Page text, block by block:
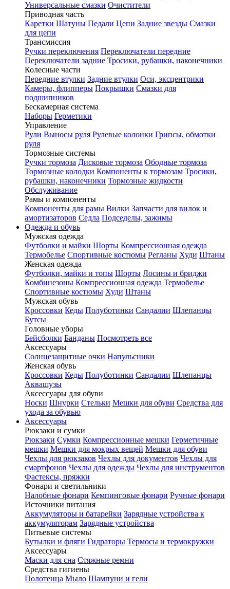
Универсальные смазки Очистители
Приводная часть
Каретки Шатуны Педали Цепи Задние звезды Смазки
для цепи
Трансмиссия
Ручки переключения Переключатели передние
Переключатели задние Тросики, рубашки, наконечники
Колесные части
Передние втулки Задние втулки Оси, эксцентрики
Камеры, флипперы Покрышки Смазки для
подшипников
Бескамерная система
Наборы Герметики
Управление
Рули Выносы руля Рулевые колонки Грипсы, обмотки
руля
Тормозные системы
Ручки тормоза Дисковые тормоза Ободные тормоза
Тормозные колодки Компоненты к тормозам Тросики,
рубашки, наконечники Тормозные жидкости
Обслуживание
Рамы и компоненты
Компоненты для рамы Вилки Запчасти для вилок и
амортизаторов Седла Подседелы, зажимы
Одежда и обувь
Мужская одежда
Футболки и майки Шорты Компрессионная одежда
Термобелье Спортивные костюмы Регланы Худи Штаны
Женская одежда
Футболки, майки и топы Шорты Лосины и бриджи
Комбинезоны Компрессионная одежда Термобелье
Спортивные костюмы Худи Штаны
Мужская обувь
Кроссовки Кеды Полуботинки Сандалии Шлепанцы
Бутсы
Головные уборы
Бейсболки Банданы Посмотреть все
Аксессуары
Солнцезащитные очки Напульсники
Женская обувь
Кроссовки Кеды Полуботинки Сандалии Шлепанцы
Аквашузы
Аксессуары для обуви
Носки Шнурки Стельки Мешки для обуви Средства для
ухода за обувью
Аксессуары
Рюкзаки и сумки
Рюкзаки Сумки Компрессионные мешки Герметичные
мешки Мешки для мокрых вещей Мешки для обуви
Чехлы для рюкзаков Чехлы для документов Чехлы для
смартфонов Чехлы для одежды Чехлы для инструментов
Фастексы, пряжки
Фонари и светильники
Налобные фонари Кемпинговые фонари Ручные фонари
Источники питания
Аккумуляторы и батарейки Зарядные устройства к
аккумуляторам Зарядные устройства
Питьевые системы
Бутылки и фляги Гидраторы Термосы и термокружки
Аксессуары
Маски для сна Стяжные ремни
Средства гигиены
Полотенца Мыло Шампуни и гели